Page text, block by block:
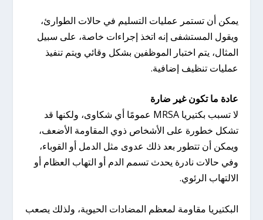
يمكن أن تستمر عمليات التسليم في حالات الطوارئ،
ويقول المستشفى إنه اتخذ إجراءات خاصة، على سبيل
المثال، يتم اختبار الموظفين بشكل وقائي ويتم تنفيذ
عمليات تنظيف إضافية.
عادة ما تكون غير ضارة
لا تسبب بكتيريا MRSA عمومًا أي شكاوى، ولكنها قد
تشكل خطورة على الأشخاص ذوي المقاومة الأضعف،
ويمكن أن تتطور بعد ذلك عدوى مثل الدمل أو القوباء،
وفي حالات نادرة يحدث تسمم الدم أو التهاب العظام أو
الالتهاب الرئوي.
البكتيريا مقاومة لمعظم المضادات الحيوية، ولذلك يصعب